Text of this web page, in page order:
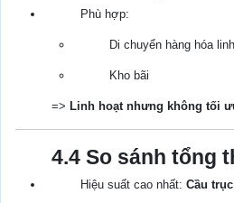
Phù hợp:
Di chuyển hàng hóa
Kho bãi
=> Linh hoạt nhưng không tối
4.4 So sánh tổng
Hiệu suất cao nhất: Cầu trục